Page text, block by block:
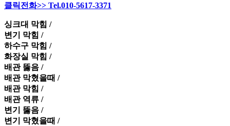
클릭전화>> Tel.010-5617-3371
싱크대 막힘 /
변기 막힘 /
하수구 막힘 /
화장실 막힘 /
배관 뚫음 /
배관 막혔을때 /
배관 막힘 /
배관 역류 /
변기 뚫음 /
변기 막혔을때 /